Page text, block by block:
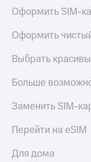
Оформить SIM-
Оформить
Выбрать
Больше
Заменить SIM-
Перейти на eSIM
Для дома